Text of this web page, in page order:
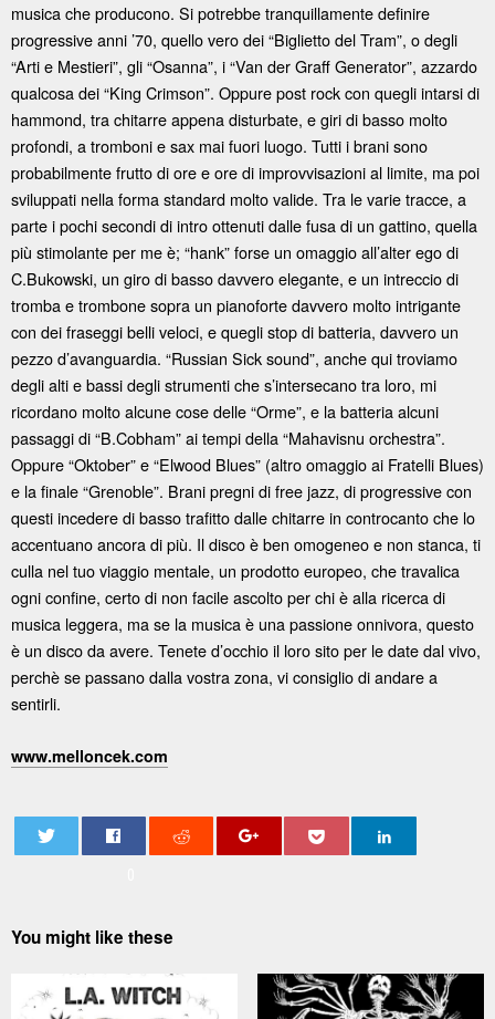
musica che producono. Si potrebbe tranquillamente definire
progressive anni ’70, quello vero dei “Biglietto del Tram”, o degli
“Arti e Mestieri”, gli “Osanna”, i “Van der Graff Generator”, azzardo
qualcosa dei “King Crimson”. Oppure post rock con quegli intarsi di
hammond, tra chitarre appena disturbate, e giri di basso molto
profondi, a tromboni e sax mai fuori luogo. Tutti i brani sono
probabilmente frutto di ore e ore di improvvisazioni al limite, ma poi
sviluppati nella forma standard molto valide. Tra le varie tracce, a
parte i pochi secondi di intro ottenuti dalle fusa di un gattino, quella
più stimolante per me è; “hank” forse un omaggio all’alter ego di
C.Bukowski, un giro di basso davvero elegante, e un intreccio di
tromba e trombone sopra un pianoforte davvero molto intrigante
con dei fraseggi belli veloci, e quegli stop di batteria, davvero un
pezzo d’avanguardia. “Russian Sick sound”, anche qui troviamo
degli alti e bassi degli strumenti che s’intersecano tra loro, mi
ricordano molto alcune cose delle “Orme”, e la batteria alcuni
passaggi di “B.Cobham” ai tempi della “Mahavisnu orchestra”.
Oppure “Oktober” e “Elwood Blues” (altro omaggio ai Fratelli Blues)
e la finale “Grenoble”. Brani pregni di free jazz, di progressive con
questi incedere di basso trafitto dalle chitarre in controcanto che lo
accentuano ancora di più. Il disco è ben omogeneo e non stanca, ti
culla nel tuo viaggio mentale, un prodotto europeo, che travalica
ogni confine, certo di non facile ascolto per chi è alla ricerca di
musica leggera, ma se la musica è una passione onnivora, questo
è un disco da avere. Tenete d’occhio il loro sito per le date dal vivo,
perchè se passano dalla vostra zona, vi consiglio di andare a
sentirli.
www.melloncek.com
You might like these